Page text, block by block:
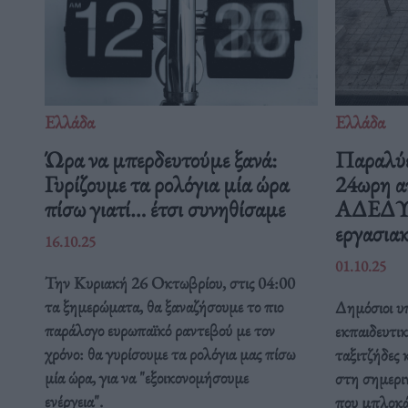
Ελλάδα
Ώρα να μπερδευτούμε ξανά:
Γυρίζουμε τα ρολόγια μία ώρα
πίσω γιατί… έτσι συνηθίσαμε
16.10.25
Την Κυριακή 26 Οκτωβρίου, στις 04:00
τα ξημερώματα, θα ξαναζήσουμε το πιο
παράλογο ευρωπαϊκό ραντεβού με τον
χρόνο: θα γυρίσουμε τα ρολόγια μας πίσω
μία ώρα, για να "εξοικονομήσουμε
ενέργεια".
Ελλάδα
24ωρη
ΑΔΕΔΥ
01.10.25
Δημόσιοι
στη
που